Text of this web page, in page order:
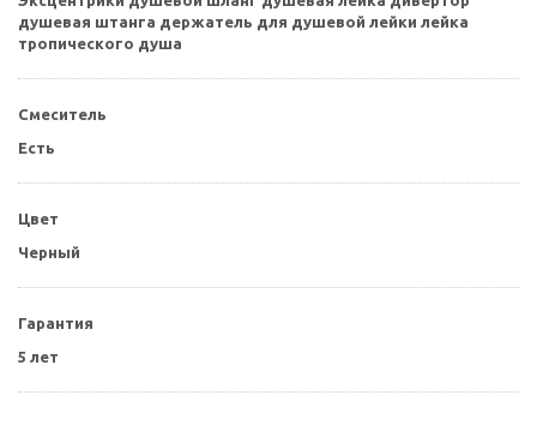
душевая штанга держатель для душевой лейки лейка
тропического душа
Смеситель
Есть
Цвет
Черный
Гарантия
5 лет